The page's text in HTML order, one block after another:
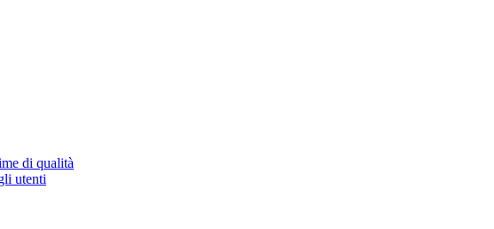
di qualità
utenti